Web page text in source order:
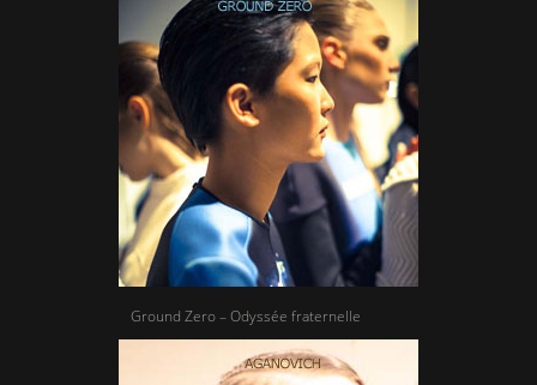
Ground Zero – Odyssée fraternelle